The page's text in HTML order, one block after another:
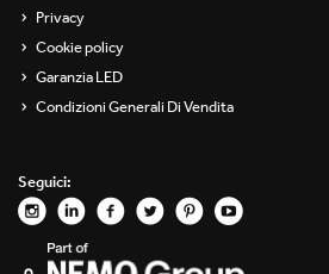
Unit Round
Yori Evo 48V
Yori Evo Box
Privacy
Cookie policy
Garanzia LED
Condizioni Generali Di Vendita
Seguici: